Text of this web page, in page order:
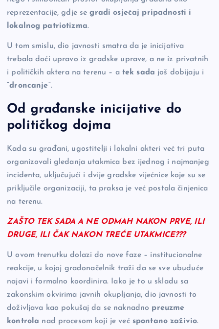
reprezentacije, gdje segradi osjećaj pripadnosti i
lokalnog patriotizma.
U tom smislu, dio javnosti smatra da je inicijativa
trebala doći upravo iz gradske uprave, a ne iz privatnih
i političkih aktera na terenu – a tek sada još dobijaju i
“droncanje“.
Od građanske inicijative do
političkog dojma
Kada su građani, ugostitelji i lokalni akteri već tri puta
organizovali gledanja utakmica bez ijednog i najmanjeg
incidenta, uključujući i dvije gradske vijećnice koje su se
priključile organizaciji, ta praksa je već postala činjenica
na terenu.
ZAŠTO TEK SADA A NE ODMAH NAKON PRVE, ILI
DRUGE, ILI ČAK NAKON TREĆE UTAKMICE???
U ovom trenutku dolazi do nove faze – institucionalne
reakcije, u kojoj gradonačelnik traži da se sve ubuduće
najavi i formalno koordinira. Iako je to u skladu sa
zakonskim okvirima javnih okupljanja, dio javnosti to
doživljava kao pokušaj da se naknadno preuzme
kontrola nad procesom koji je već spontano zaživio.